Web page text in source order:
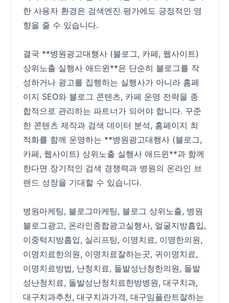
한 사용자 환경은 검색엔진 평가에도 긍정적인 영
향을 줄 수 있습니다.
결국 **병원광고대행사 (블로그, 카페, 웹사이트)
상위노출 실행사 애드윈**은 단순히 블로그를 작
성하거나 광고를 집행하는 실행사가 아니라 홈페
이지 SEO와 블로그 콘텐츠, 카페 운영 전략을 종
합적으로 관리하는 파트너가 되어야 합니다. 꾸준
한 콘텐츠 제작과 검색 데이터 분석, 홈페이지 최
적화를 함께 운영하는 **병원광고대행사 (블로그,
카페, 웹사이트) 상위노출 실행사 애드윈**과 함께
한다면 장기적인 검색 경쟁력과 병원의 온라인 브
랜드 성장을 기대할 수 있습니다.
병원마케팅, 블로그마케팅, 블로그 상위노출, 병원
블로그광고, 온라인종합광고실행사, 얼굴지방흡입,
이중턱지방흡입, 실리프팅, 이명치료, 이명한의원,
이명치료한의원, 이명치료잘하는곳, 귀이명치료,
이명치료방법, 난청치료, 돌발성난청한의원, 돌발
성난청치료, 돌발성난청치료한방병원, 대구치과,
대구치과추천, 대구치과가격, 대구임플란트잘하는